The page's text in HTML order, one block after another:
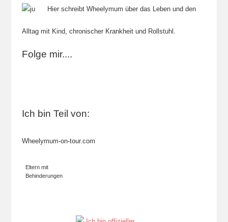
Hier schreibt Wheelymum über das Leben und den
Alltag mit Kind, chronischer Krankheit und Rollstuhl.
Folge mir....
Ich bin Teil von:
Wheelymum-on-tour.com
Eltern mit
Behinderungen